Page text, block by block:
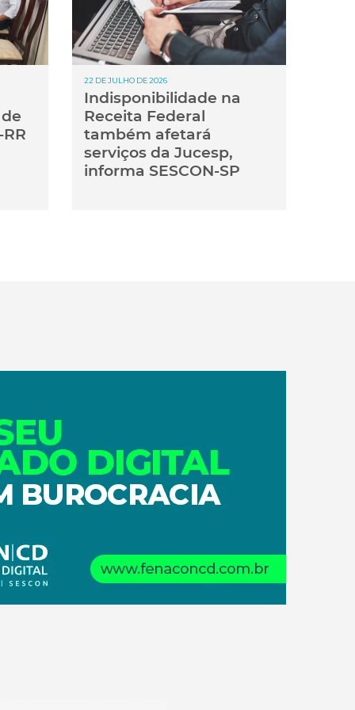
22 DE JULHO DE 2026
Indisponibilidade na
Receita Federal
também afetará
serviços da Jucesp,
informa SESCON-SP